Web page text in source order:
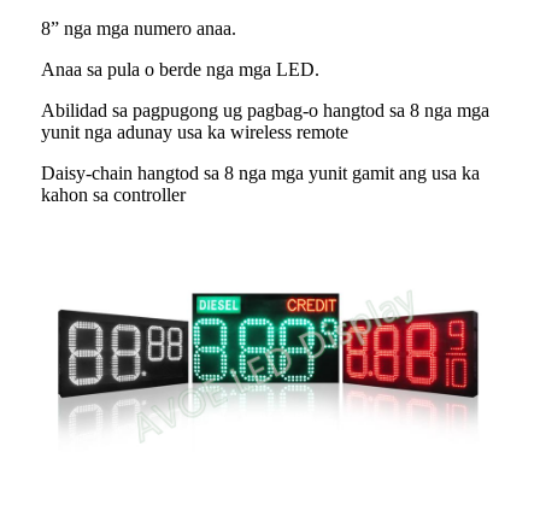
8” nga mga numero anaa.
Anaa sa pula o berde nga mga LED.
Abilidad sa pagpugong ug pagbag-o hangtod sa 8 nga mga
yunit nga adunay usa ka wireless remote
Daisy-chain hangtod sa 8 nga mga yunit gamit ang usa ka
kahon sa controller